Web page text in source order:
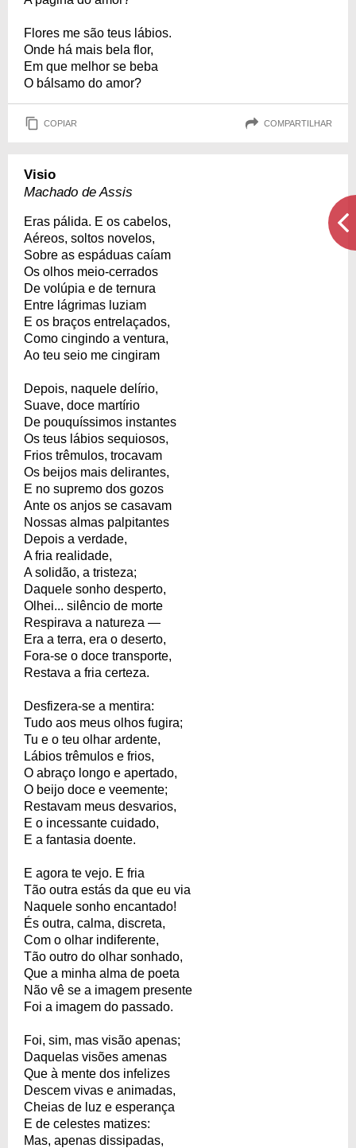
Flores me são teus lábios.
Onde há mais bela flor,
Em que melhor se beba
O bálsamo do amor?
COPIAR COMPARTILHAR
Visio
Machado de Assis
Eras pálida. E os cabelos,
Aéreos, soltos novelos,
Sobre as espáduas caíam
Os olhos meio-cerrados
De volúpia e de ternura
Entre lágrimas luziam
E os braços entrelaçados,
Como cingindo a ventura,
Ao teu seio me cingiram
Depois, naquele delírio,
Suave, doce martírio
De pouquíssimos instantes
Os teus lábios sequiosos,
Frios trêmulos, trocavam
Os beijos mais delirantes,
E no supremo dos gozos
Ante os anjos se casavam
Nossas almas palpitantes
Depois a verdade,
A fria realidade,
A solidão, a tristeza;
Daquele sonho desperto,
Olhei... silêncio de morte
Respirava a natureza —
Era a terra, era o deserto,
Fora-se o doce transporte,
Restava a fria certeza.
Desfizera-se a mentira:
Tudo aos meus olhos fugira;
Tu e o teu olhar ardente,
Lábios trêmulos e frios,
O abraço longo e apertado,
O beijo doce e veemente;
Restavam meus desvarios,
E o incessante cuidado,
E a fantasia doente.
E agora te vejo. E fria
Tão outra estás da que eu via
Naquele sonho encantado!
És outra, calma, discreta,
Com o olhar indiferente,
Tão outro do olhar sonhado,
Que a minha alma de poeta
Não vê se a imagem presente
Foi a imagem do passado.
Foi, sim, mas visão apenas;
Daquelas visões amenas
Que à mente dos infelizes
Descem vivas e animadas,
Cheias de luz e esperança
E de celestes matizes:
Mas, apenas dissipadas,